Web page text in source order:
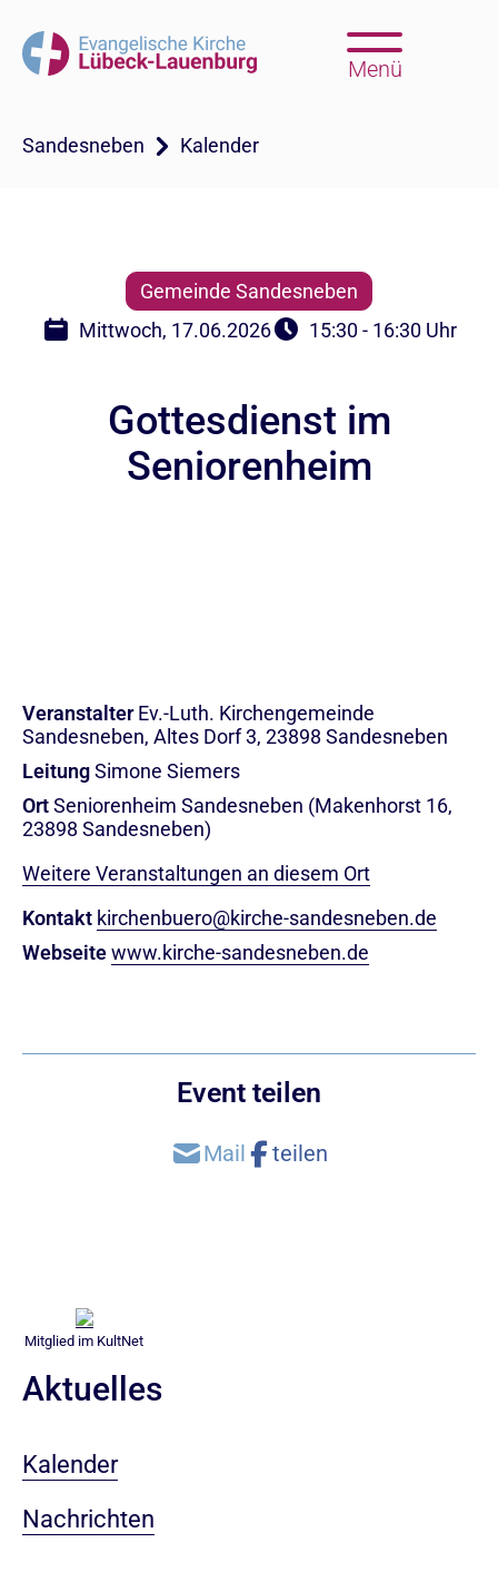
Menü
Sandesneben Kalender
Gemeinde Sandesneben
Mittwoch, 17.06.2026
15:30 - 16:30 Uhr
Gottesdienst im
Seniorenheim
Veranstalter Ev.-Luth. Kirchengemeinde
Sandesneben, Altes Dorf 3, 23898 Sandesneben
LeitungSimone Siemers
OrtSeniorenheim Sandesneben (Makenhorst 16,
23898 Sandesneben)
Weitere Veranstaltungen an diesem Ort
Kontakt kirchenbuero@kirche-sandesneben.de
Webseitewww.kirche-sandesneben.de
Event teilen
Mitglied im KultNet
Aktuelles
Kalender
Nachrichten